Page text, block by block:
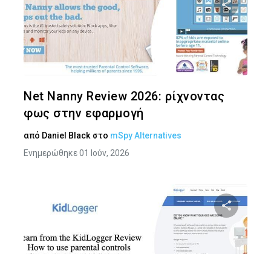
Net Nanny Review 2026: ρίχνοντας
φως στην εφαρμογή
από Daniel Black στο mSpy Alternatives
Ενημερώθηκε 01 Ιούν, 2026